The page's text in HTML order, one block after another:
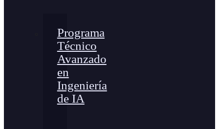
Programa
Técnico
Avanzado
en
Ingeniería
de IA